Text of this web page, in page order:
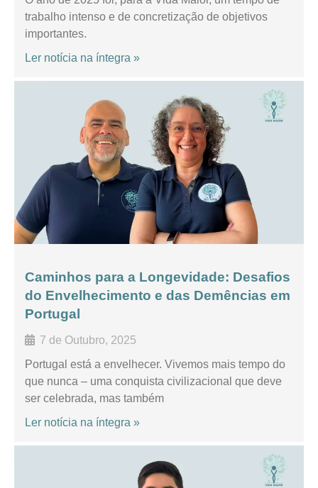
trabalho intenso e de concretização de objetivos
importantes.
Ler notícia na íntegra »
Caminhos para a Longevidade: Desafios
do Envelhecimento e das Demências em
Portugal
7 de Outubro, 2025
Portugal está a envelhecer. Vivemos mais tempo do
que nunca – uma conquista civilizacional que deve
ser celebrada, mas também
Ler notícia na íntegra »